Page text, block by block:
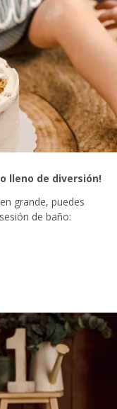
lleno de diversión!
grande, puedes
de baño: